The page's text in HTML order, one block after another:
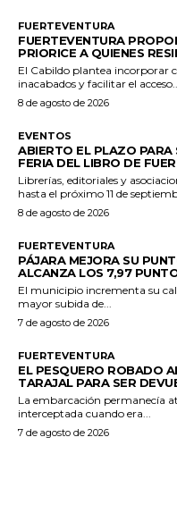
FUERTEVENTURA
FUERTEVENTURA
PRIORICE A QUIENES
El Cabildo plantea incorporar
inacabados y facilitar el acceso...
8 de agosto de 2026
EVENTOS
ABIERTO EL PLAZO PARA
FERIA DEL LIBRO DE
Librerías, editoriales y
8 de agosto de 2026
FUERTEVENTURA
PÁJARA MEJORA SU
ALCANZA LOS 7,97
El municipio incrementa su
mayor subida de...
7 de agosto de 2026
FUERTEVENTURA
EL PESQUERO ROBADO
TARAJAL PARA SER
La embarcación permanecía
interceptada cuando era...
7 de agosto de 2026